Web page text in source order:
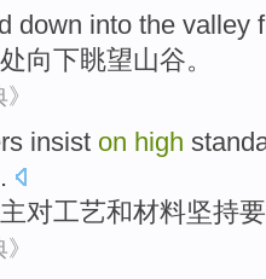
down into the valley
向下眺望山谷。
insist on high
.
对工艺和材料坚持要